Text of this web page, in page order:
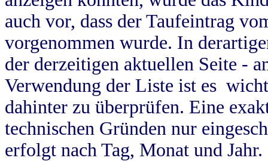
auch vor, dass der Taufeintrag
vorgenommen wurde. In
der derzeitigen aktuellen Seite -
Verwendung der Liste ist es
dahinter zu überprüfen. Eine
technischen Gründen nur
erfolgt nach Tag, Monat und Jahr.